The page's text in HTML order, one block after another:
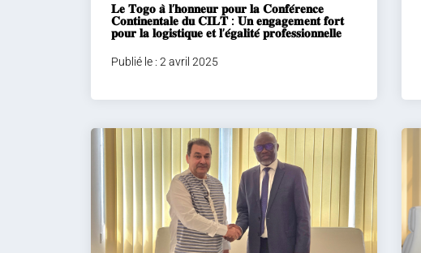
𝐋𝐞 𝐓𝐨𝐠𝐨 𝐚̀ 𝐥’𝐡𝐨𝐧𝐧𝐞𝐮𝐫 𝐩𝐨𝐮𝐫 𝐥𝐚 𝐂𝐨𝐧𝐟𝐞́𝐫𝐞𝐧𝐜𝐞
𝐂𝐨𝐧𝐭𝐢𝐧𝐞𝐧𝐭𝐚𝐥𝐞 𝐝𝐮 𝐂𝐈𝐋𝐓 : 𝐔𝐧 𝐞𝐧𝐠𝐚𝐠𝐞𝐦𝐞𝐧𝐭 𝐟𝐨𝐫𝐭
𝐩𝐨𝐮𝐫 𝐥𝐚 𝐥𝐨𝐠𝐢𝐬𝐭𝐢𝐪𝐮𝐞 𝐞𝐭 𝐥’𝐞́𝐠𝐚𝐥𝐢𝐭𝐞́ 𝐩𝐫𝐨𝐟𝐞𝐬𝐬𝐢𝐨𝐧𝐧𝐞𝐥𝐥𝐞
Publié le : 2 avril 2025